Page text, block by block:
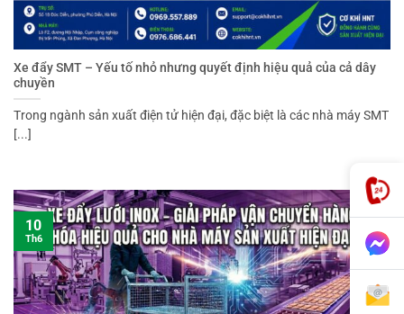
Xe đẩy SMT – Yếu tố nhỏ nhưng quyết định hiệu quả của cả dây
chuyền
Trong ngành sản xuất điện tử hiện đại, đặc biệt là các nhà máy SMT
[...]
10
Th6